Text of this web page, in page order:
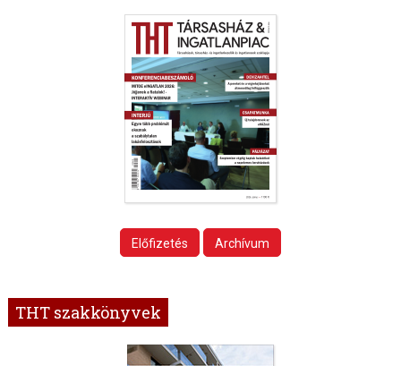
Előfizetés Archívum
THT szakkönyvek